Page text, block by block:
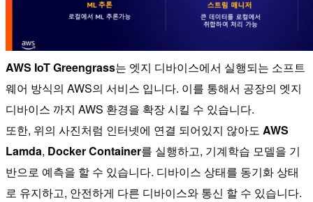
AWS IoT Greengrass는 엣지 디바이스에서 실행되는 소프트
웨어 방식의 AWS의 서비스 입니다. 이를 통해서 공장의 엣지
디바이스 까지 AWS 환경을 확장 시킬 수 있습니다.
또한, 위의 사진처럼 인터넷에 연결 되어있지 않아도 AWS
Lamda, Docker Container를 실행하고, 기계학습 모델을 기
반으로 예측을 할 수 있습니다. 디바이스 상태를 동기화 상태
로 유지하고, 안전하게 다른 디바이스와 통신 할 수 있습니다.